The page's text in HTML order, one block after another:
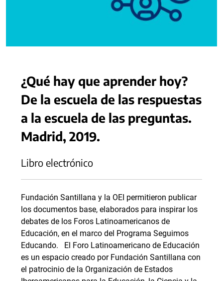
¿Qué hay que aprender hoy?
De la escuela de las respuestas
a la escuela de las preguntas.
Madrid, 2019.
Libro electrónico
Fundación Santillana y la OEI permitieron publicar
los documentos base, elaborados para inspirar los
debates de los Foros Latinoamericanos de
Educación, en el marco del Programa Seguimos
Educando. El Foro Latinoamericano de Educación
es un espacio creado por Fundación Santillana con
el patrocinio de la Organización de Estados